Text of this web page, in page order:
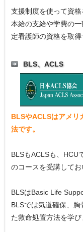
支援制度を使って資
本給の支給や学費の
定看護師の資格を取得
BLS、ACLS
BLSやACLSはアメリ
法です。
BLSもACLSも、HCU
のコースを受講してお
BLSはBasic Life
BLSでは気道確保、
た救命処置方法を学び